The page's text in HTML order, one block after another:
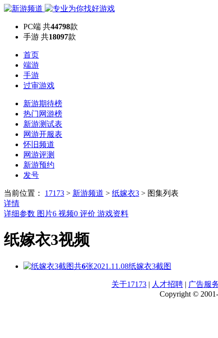
PC端 共44798款
手游 共18097款
首页
端游
手游
过审游戏
新游期待榜
热门网游榜
新游测试表
网游开服表
怀旧频道
网游评测
新游预约
发号
当前位置： 17173 > 新游频道 > 纸嫁衣3 > 图集列表
详情
详细参数 图片6 视频0 评价 游戏资料
纸嫁衣3视频
共6张2021.11.08纸嫁衣3截图
关于17173 | 人才招聘 | 广告服
Copyright ©